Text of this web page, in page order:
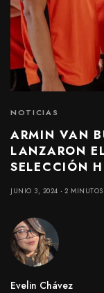
NOTICIAS
ARMIN VAN
LANZARON
SELECCIÓN
JUNIO 3, 2024 2
Evelin Chávez